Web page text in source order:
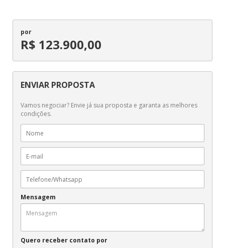
por
R$ 123.900,00
ENVIAR PROPOSTA
Vamos negociar? Envie já sua proposta e garanta as melhores
condições.
Mensagem
Quero receber contato por